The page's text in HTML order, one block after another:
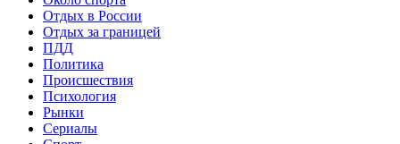
Отдых в России
Отдых за границей
ПДД
Политика
Происшествия
Психология
Рынки
Сериалы